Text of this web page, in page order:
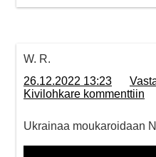
W. R.
26.12.2022 13:23
Kivilohkare kommenttiin
Ukrainaa moukaroidaan